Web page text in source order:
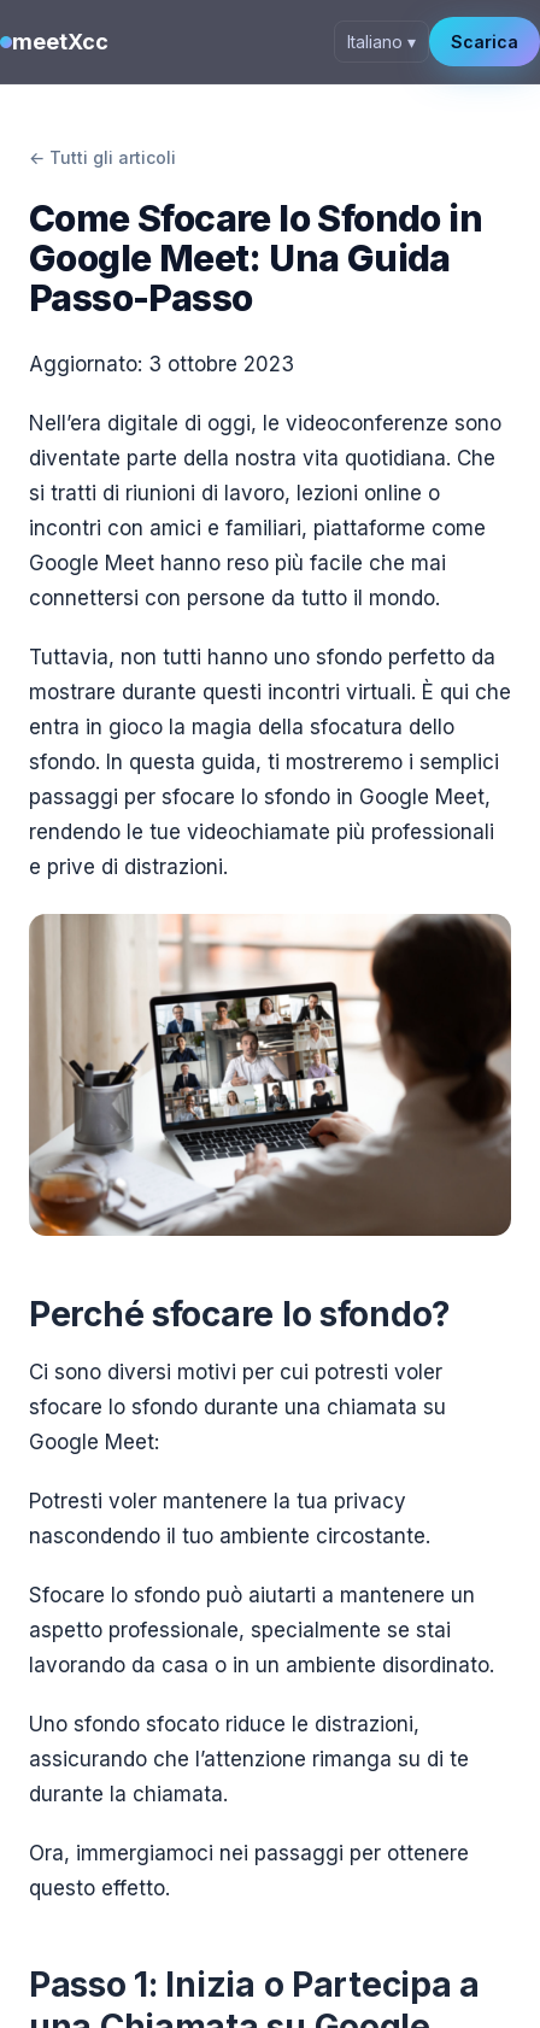
meetXcc Italiano ▾ Scarica
← Tutti gli articoli
Come Sfocare lo Sfondo in
Google Meet: Una Guida
Passo-Passo
Aggiornato: 3 ottobre 2023
Nell’era digitale di oggi, le videoconferenze sono
diventate parte della nostra vita quotidiana. Che
si tratti di riunioni di lavoro, lezioni online o
incontri con amici e familiari, piattaforme come
Google Meet hanno reso più facile che mai
connettersi con persone da tutto il mondo.
Tuttavia, non tutti hanno uno sfondo perfetto da
mostrare durante questi incontri virtuali. È qui che
entra in gioco la magia della sfocatura dello
sfondo. In questa guida, ti mostreremo i semplici
passaggi per sfocare lo sfondo in Google Meet,
rendendo le tue videochiamate più professionali
e prive di distrazioni.
Perché sfocare lo sfondo?
Ci sono diversi motivi per cui potresti voler
sfocare lo sfondo durante una chiamata su
Google Meet:
Potresti voler mantenere la tua privacy
nascondendo il tuo ambiente circostante.
Sfocare lo sfondo può aiutarti a mantenere un
aspetto professionale, specialmente se stai
lavorando da casa o in un ambiente disordinato.
Uno sfondo sfocato riduce le distrazioni,
assicurando che l’attenzione rimanga su di te
durante la chiamata.
Ora, immergiamoci nei passaggi per ottenere
questo effetto.
Passo 1: Inizia o Partecipa a